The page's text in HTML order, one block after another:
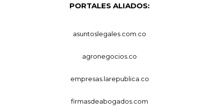
PORTALES ALIADOS:
asuntoslegales.com.co
agronegocios.co
empresas.larepublica.co
firmasdeabogados.com